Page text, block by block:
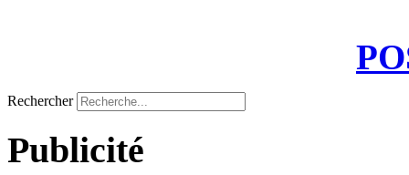
Rechercher
Publicité